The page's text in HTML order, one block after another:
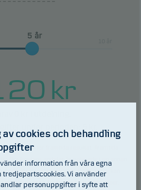
din investering.
år
kr
garanti för framtida resultat. Framtida
Om fondens andelar är noterade i en annan
där investeraren har sin hemvist, kan
minska som en följd av valutakursrörelser.
av cookies och behandling
information från våra egna
tredjepartscookies. Vi använder
personuppgifter i syfte att